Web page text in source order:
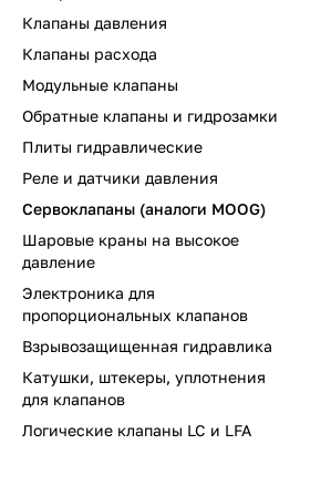
Клапаны давления
Клапаны расхода
Модульные клапаны
Обратные клапаны и гидрозамки
Плиты гидравлические
Реле и датчики давления
Сервоклапаны (аналоги MOOG)
Шаровые краны на высокое
давление
Электроника для
пропорциональных клапанов
Взрывозащищенная гидравлика
Катушки, штекеры, уплотнения
для клапанов
Логические клапаны LC и LFA